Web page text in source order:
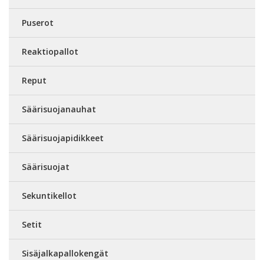
Puserot
Reaktiopallot
Reput
Säärisuojanauhat
Säärisuojapidikkeet
Säärisuojat
Sekuntikellot
Setit
Sisäjalkapallokengät